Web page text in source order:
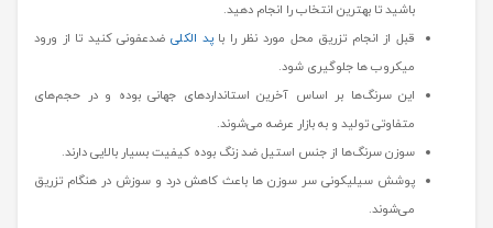
باشید تا بهترین انتخاب را انجام دهید.
قبل از انجام تزریق محل مورد نظر را باپد الکلی ضدعفونی کنید تا از ورود
میکروب ها جلوگیری شود.
این سرنگ‌ها بر اساس آخرین استانداردهای جهانی بوده و در حجم‌های
متفاوتی تولید و به بازار عرضه می‌شوند.
سوزن سرنگ‌ها از جنس استیل ضد زنگ بوده کیفیت بسیار بالایی دارند.
پوشش سیلیکونی سر سوزن ها باعث کاهش درد و سوزش در هنگام تزریق
می‌شوند.